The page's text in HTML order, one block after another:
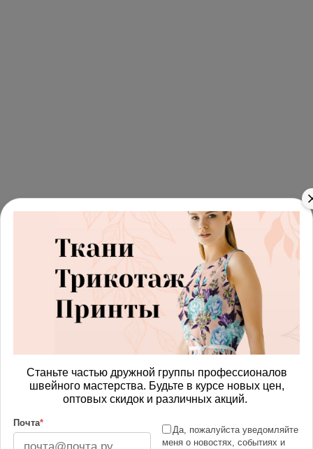
Станьте частью дружной группы профессионалов
швейного мастерства. Будьте в курсе новых цен,
оптовых скидок и различных акций.
Почта*
Да, пожалуйста уведомляйте
меня о новостях, событиях и